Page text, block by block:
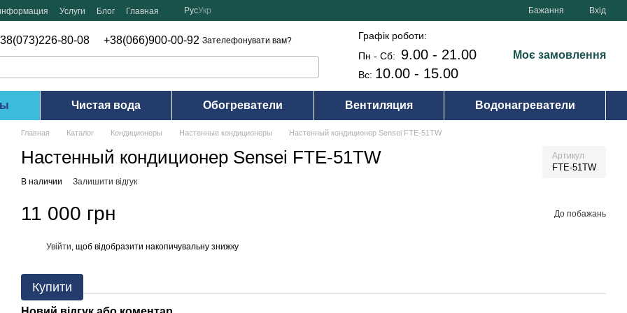
Услуги Блог Главная РусУкр Бажання Вхід
80-08 +38(066)900-00-92 Зателефонувати вам?
Графік роботи:
Пн - Сб: 9.00 - 21.00
Вс: 10.00 - 15.00
Моє замовлення
Чистая вода Обогреватели Вентиляция Водонагреватели
Главная Каталог Кондиционеры Настенные кондиционеры Настенный кондиционер Sensei FTE-51TW
Настенный кондиционер Sensei FTE-51TW Артикул
FTE-51TW
В наличии Залишити відгук
11 000 грн До побажань
Увійти , щоб відобразити накопичувальну знижку
Купити